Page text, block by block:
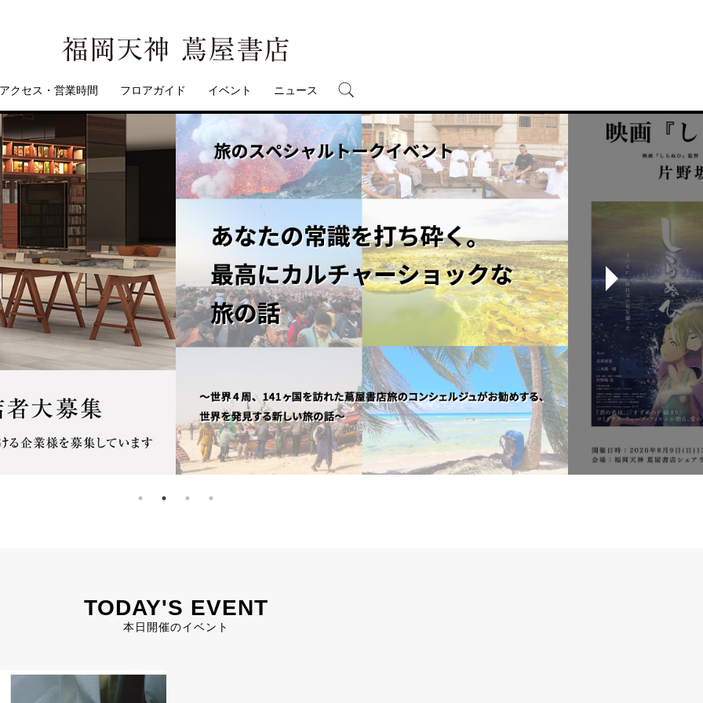
アクセス・営業時間 フロアガイド イベント ニュース
TODAY'S EVENT
本日開催のイベント